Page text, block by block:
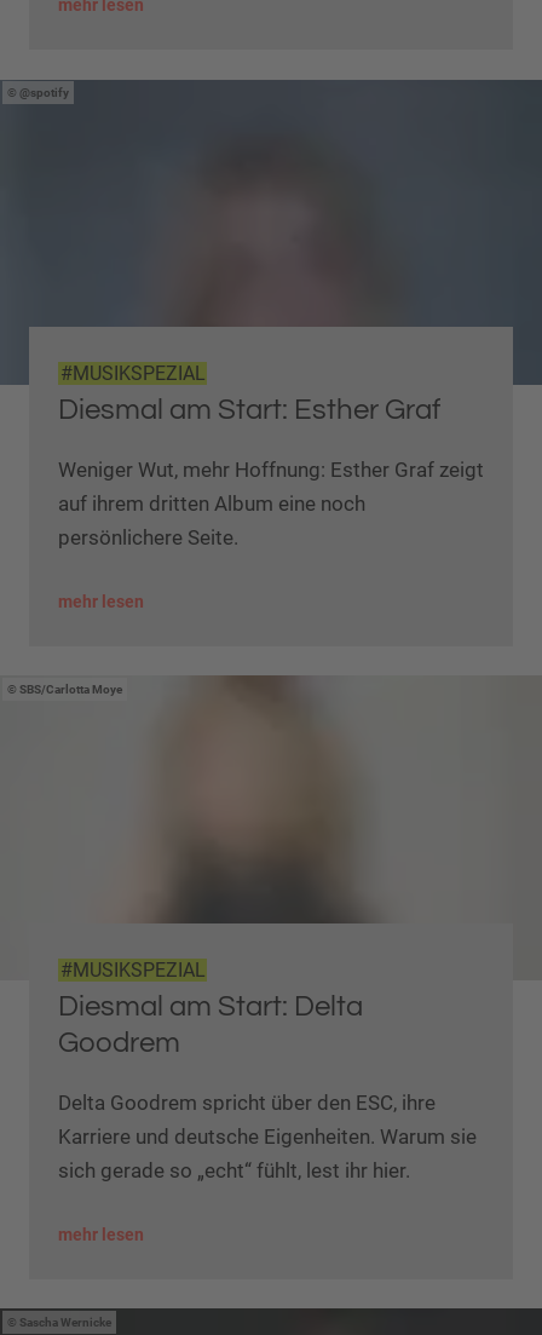
mehr lesen
@spotify
#MUSIKSPEZIAL
Diesmal am Start: Esther Graf
Weniger Wut, mehr Hoffnung: Esther Graf zeigt
auf ihrem dritten Album eine noch
persönlichere Seite.
mehr lesen
SBS/Carlotta Moye
#MUSIKSPEZIAL
Diesmal am Start: Delta
Goodrem
Delta Goodrem spricht über den ESC, ihre
Karriere und deutsche Eigenheiten. Warum sie
sich gerade so „echt“ fühlt, lest ihr hier.
mehr lesen
Sascha Wernicke